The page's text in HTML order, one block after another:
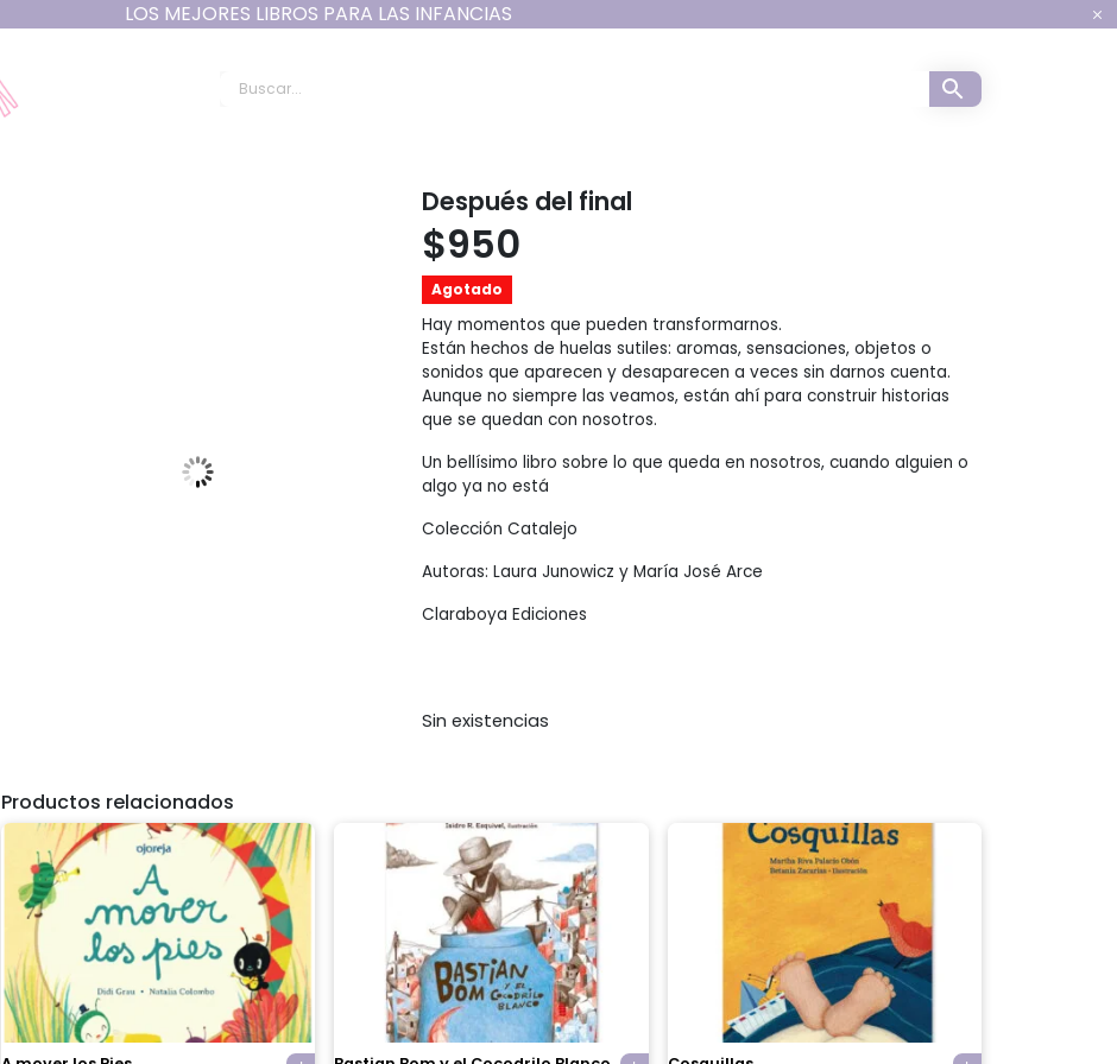
LOS MEJORES LIBROS PARA LAS INFANCIAS
Después del final
$950
Agotado
Hay momentos que pueden transformarnos.
Están hechos de huelas sutiles: aromas, sensaciones, objetos o
sonidos que aparecen y desaparecen a veces sin darnos cuenta.
Aunque no siempre las veamos, están ahí para construir historias
que se quedan con nosotros.
Un bellísimo libro sobre lo que queda en nosotros, cuando alguien o
algo ya no está
Colección Catalejo
Autoras: Laura Junowicz y María José Arce
Claraboya Ediciones
Sin existencias
Productos relacionados